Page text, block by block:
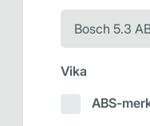
Vika
ABS-